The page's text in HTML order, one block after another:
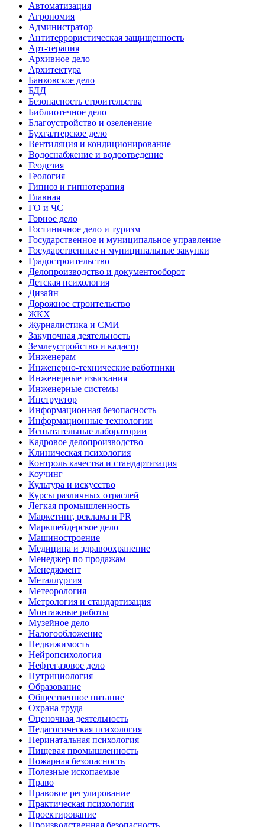
Автоматизация
Агрономия
Администратор
Антитеррористическая защищенность
Арт-терапия
Архивное дело
Архитектура
Банковское дело
БДД
Безопасность строительства
Библиотечное дело
Благоустройство и озеленение
Бухгалтерское дело
Вентиляция и кондиционирование
Водоснабжение и водоотведение
Геодезия
Геология
Гипноз и гипнотерапия
Главная
ГО и ЧС
Горное дело
Гостиничное дело и туризм
Государственное и муниципальное управление
Государственные и муниципальные закупки
Градостроительство
Делопроизводство и документооборот
Детская психология
Дизайн
Дорожное строительство
ЖКХ
Журналистика и СМИ
Закупочная деятельность
Землеустройство и кадастр
Инженерам
Инженерно-технические работники
Инженерные изыскания
Инженерные системы
Инструктор
Информационная безопасность
Информационные технологии
Испытательные лаборатории
Кадровое делопроизводство
Клиническая психология
Контроль качества и стандартизация
Коучинг
Культура и искусство
Курсы различных отраслей
Легкая промышленность
Маркетинг, реклама и PR
Маркшейдерское дело
Машиностроение
Медицина и здравоохранение
Менеджер по продажам
Менеджмент
Металлургия
Метеорология
Метрология и стандартизация
Монтажные работы
Музейное дело
Налогообложение
Недвижимость
Нейропсихология
Нефтегазовое дело
Нутрициология
Образование
Общественное питание
Охрана труда
Оценочная деятельность
Педагогическая психология
Перинатальная психология
Пищевая промышленность
Пожарная безопасность
Полезные ископаемые
Право
Правовое регулирование
Практическая психология
Проектирование
Производственная безопасность